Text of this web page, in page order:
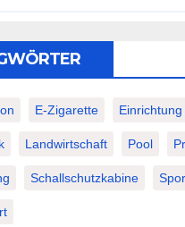
E-Zigarette Einrichtung
Landwirtschaft Pool
Schallschutzkabine